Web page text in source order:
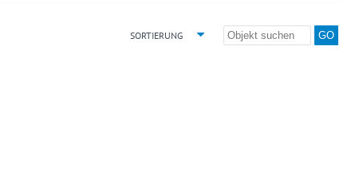
SORTIERUNG